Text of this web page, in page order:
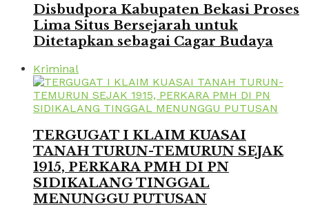
Disbudpora Kabupaten Bekasi Proses
Lima Situs Bersejarah untuk
Ditetapkan sebagai Cagar Budaya
Kriminal
TERGUGAT I KLAIM KUASAI
TANAH TURUN-TEMURUN SEJAK
1915, PERKARA PMH DI PN
SIDIKALANG TINGGAL
MENUNGGU PUTUSAN